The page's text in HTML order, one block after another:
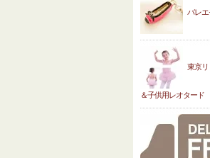
バレ
東京リ
＆子供用レオタード